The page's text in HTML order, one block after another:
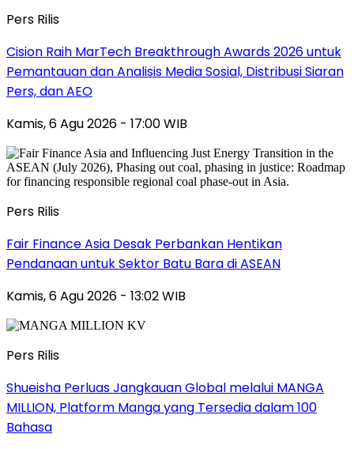
Pers Rilis
Cision Raih MarTech Breakthrough Awards 2026 untuk
Pemantauan dan Analisis Media Sosial, Distribusi Siaran
Pers, dan AEO
Kamis, 6 Agu 2026 - 17:00 WIB
Pers Rilis
Fair Finance Asia Desak Perbankan Hentikan
Pendanaan untuk Sektor Batu Bara di ASEAN
Kamis, 6 Agu 2026 - 13:02 WIB
Pers Rilis
Shueisha Perluas Jangkauan Global melalui MANGA
MILLION, Platform Manga yang Tersedia dalam 100
Bahasa